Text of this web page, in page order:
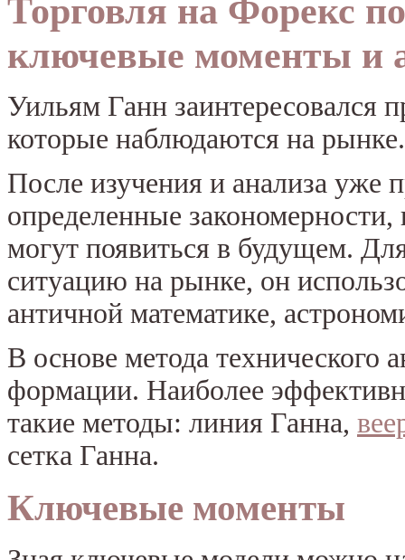
Торговля на Форекс
ключевые моменты и
Уильям Ганн заинтересовался
которые наблюдаются на рынке.
После изучения и анализа
определенные
могут появиться в будущем.
ситуацию на рынке, он
античной математике,
В основе метода технического
формации. Наиболее
такие методы: линия Ганна,
сетка Ганна.
Ключевые моменты